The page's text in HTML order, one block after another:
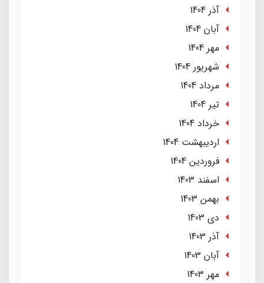
آذر 1404
آبان 1404
مهر 1404
شهریور 1404
مرداد 1404
تير 1404
خرداد 1404
ارديبهشت 1404
فروردین 1404
اسفند 1403
بهمن 1403
دی 1403
آذر 1403
آبان 1403
مهر 1403